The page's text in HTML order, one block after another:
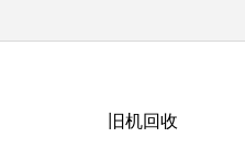
旧机回收